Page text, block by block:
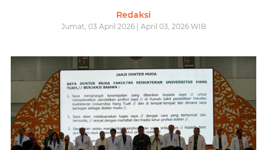
Redaksi
Jumat, 03 April 2026 | April 03, 2026 WIB